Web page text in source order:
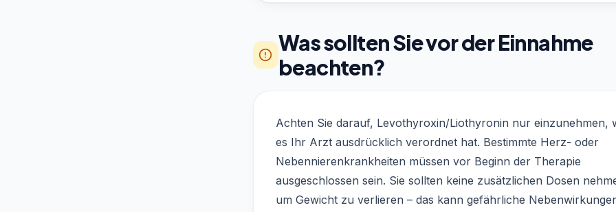
Was sollten Sie vor der Einnahme
beachten?
Achten Sie darauf, Levothyroxin/Liothyronin nur einzunehmen,
es Ihr Arzt ausdrücklich verordnet hat. Bestimmte Herz- oder
Nebennierenkrankheiten müssen vor Beginn der Therapie
ausgeschlossen sein. Sie sollten keine zusätzlichen Dosen
um Gewicht zu verlieren – das kann gefährliche